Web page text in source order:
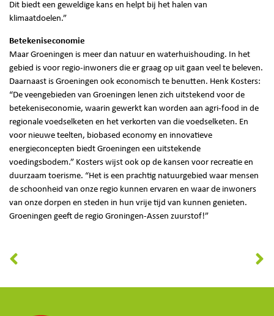
Dit biedt een geweldige kans en helpt bij het halen van
klimaatdoelen.”
Betekeniseconomie
Maar Groeningen is meer dan natuur en waterhuishouding. In het
gebied is voor regio-inwoners die er graag op uit gaan veel te beleven.
Daarnaast is Groeningen ook economisch te benutten. Henk Kosters:
“De veengebieden van Groeningen lenen zich uitstekend voor de
betekeniseconomie, waarin gewerkt kan worden aan agri-food in de
regionale voedselketen en het verkorten van die voedselketen. En
voor nieuwe teelten, biobased economy en innovatieve
energieconcepten biedt Groeningen een uitstekende
voedingsbodem.” Kosters wijst ook op de kansen voor recreatie en
duurzaam toerisme. “Het is een prachtig natuurgebied waar mensen
de schoonheid van onze regio kunnen ervaren en waar de inwoners
van onze dorpen en steden in hun vrije tijd van kunnen genieten.
Groeningen geeft de regio Groningen-Assen zuurstof!”